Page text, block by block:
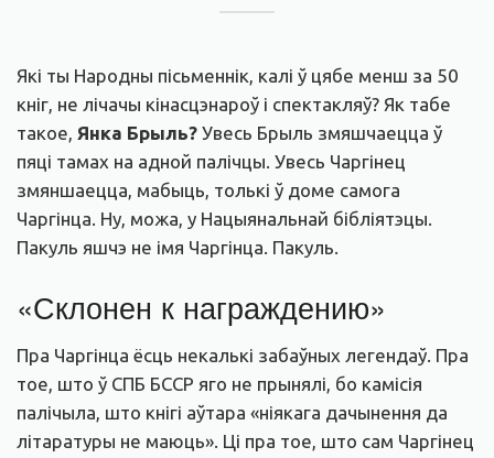
Які ты Народны пісьменнік, калі ў цябе менш за 50
кніг, не лічачы кінасцэнароў і спектакляў? Як табе
такое, Янка Брыль? Увесь Брыль змяшчаецца ў
пяці тамах на адной палічцы. Увесь Чаргінец
змяншаецца, мабыць, толькі ў доме самога
Чаргінца. Ну, можа, у Нацыянальнай бібліятэцы.
Пакуль яшчэ не імя Чаргінца. Пакуль.
«Склонен к награждению»
Пра Чаргінца ёсць некалькі забаўных легендаў. Пра
тое, што ў СПБ БССР яго не прынялі, бо камісія
палічыла, што кнігі аўтара «ніякага дачынення да
літаратуры не маюць». Ці пра тое, што сам Чаргінец